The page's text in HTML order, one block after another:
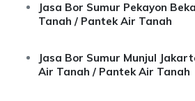
Jasa Bor Sumur Pekayon
Tanah / Pantek Air Tanah
Jasa Bor Sumur Munjul
Air Tanah / Pantek Air Tanah